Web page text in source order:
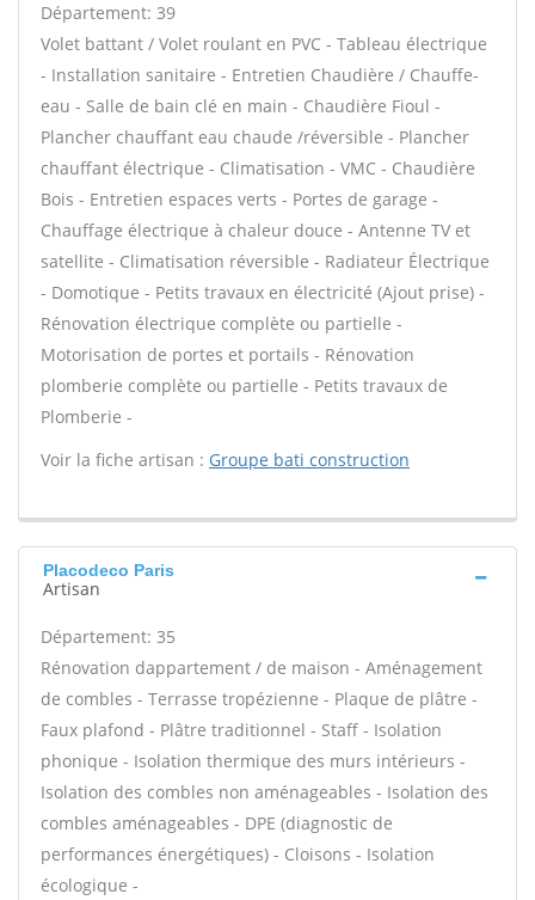
Département: 39
Volet battant / Volet roulant en PVC - Tableau électrique
- Installation sanitaire - Entretien Chaudière / Chauffe-
eau - Salle de bain clé en main - Chaudière Fioul -
Plancher chauffant eau chaude /réversible - Plancher
chauffant électrique - Climatisation - VMC - Chaudière
Bois - Entretien espaces verts - Portes de garage -
Chauffage électrique à chaleur douce - Antenne TV et
satellite - Climatisation réversible - Radiateur Électrique
- Domotique - Petits travaux en électricité (Ajout prise) -
Rénovation électrique complète ou partielle -
Motorisation de portes et portails - Rénovation
plomberie complète ou partielle - Petits travaux de
Plomberie -
Voir la fiche artisan : Groupe bati construction
Placodeco Paris
Artisan
Département: 35
Rénovation dappartement / de maison - Aménagement
de combles - Terrasse tropézienne - Plaque de plâtre -
Faux plafond - Plâtre traditionnel - Staff - Isolation
phonique - Isolation thermique des murs intérieurs -
Isolation des combles non aménageables - Isolation des
combles aménageables - DPE (diagnostic de
performances énergétiques) - Cloisons - Isolation
écologique -